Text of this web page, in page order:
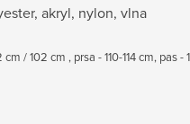
akryl, nylon, vlna
/ 102 cm , prsa - 110-114cm, pas -